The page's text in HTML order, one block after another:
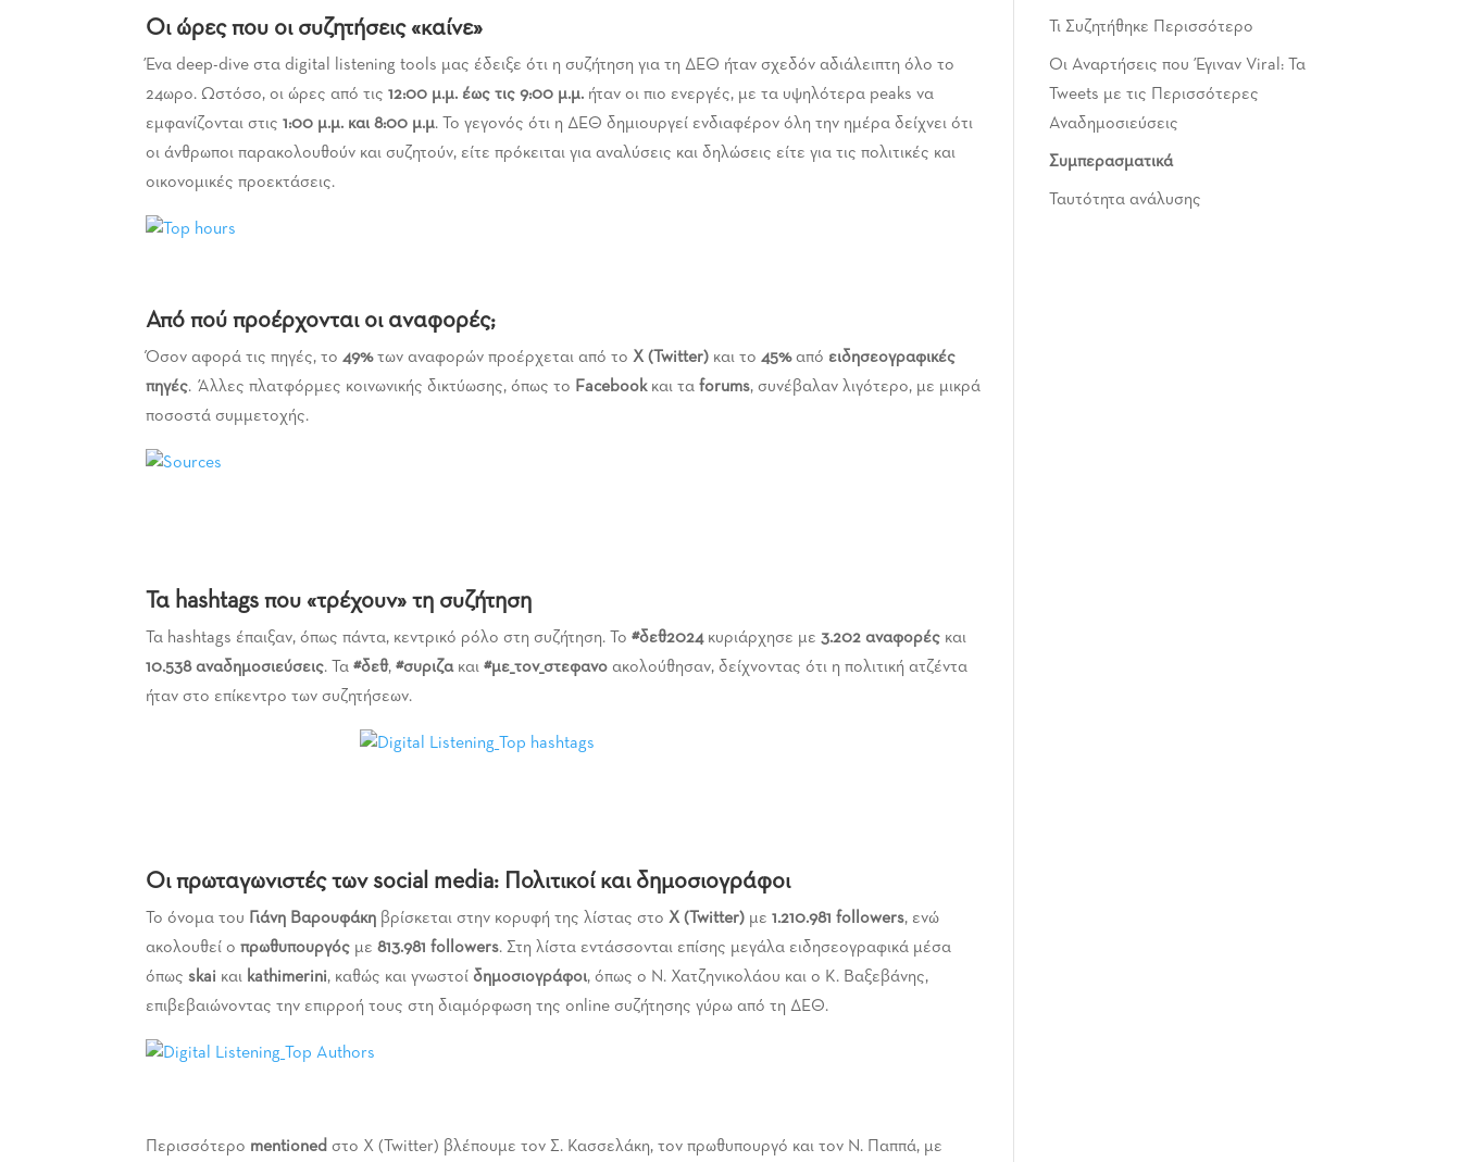
Οι ώρες που οι συζητήσεις «καίνε»
Ένα deep-dive στα digital listening tools μας έδειξε ότι η συζήτηση για τη ΔΕΘ ήταν σχεδόν αδιάλειπτη όλο το
24ωρο. Ωστόσο, οι ώρες από τις12:00 μ.μ. έως τις 9:00 μ.μ. ήταν οι πιο ενεργές, με τα υψηλότερα peaks να
εμφανίζονται στις1:00 μ.μ. και 8:00 μ.μ. Το γεγονός ότι η ΔΕΘ δημιουργεί ενδιαφέρον όλη την ημέρα δείχνει ότι
οι άνθρωποι παρακολουθούν και συζητούν, είτε πρόκειται για αναλύσεις και δηλώσεις είτε για τις πολιτικές και
οικονομικές προεκτάσεις.
Από πού προέρχονται οι αναφορές;
Όσον αφορά τις πηγές, το49%των αναφορών προέρχεται από τοX (Twitter) και το45%από ειδησεογραφικές
πηγές. Άλλες πλατφόρμες κοινωνικής δικτύωσης, όπως το Facebookκαι ταforums, συνέβαλαν λιγότερο, με μικρά
ποσοστά συμμετοχής.
Τα hashtags που «τρέχουν» τη συζήτηση
Τα hashtags έπαιξαν, όπως πάντα, κεντρικό ρόλο στη συζήτηση. Το#δεθ2024κυριάρχησε με3.202 αναφορές και
10.538 αναδημοσιεύσεις. Τα#δεθ,#συριζα και#με_τον_στεφανο ακολούθησαν, δείχνοντας ότι η πολιτική ατζέντα
ήταν στο επίκεντρο των συζητήσεων.
Οι πρωταγωνιστές των social media: Πολιτικοί και δημοσιογράφοι
Το όνομα του Γιάνη Βαρουφάκη βρίσκεται στην κορυφή της λίστας στοX (Twitter) με1.210.981followers, ενώ
ακολουθεί οπρωθυπουργός με813.981followers. Στη λίστα εντάσσονται επίσης μεγάλα ειδησεογραφικά μέσα
όπωςskai και kathimerini, καθώς και γνωστοίδημοσιογράφοι, όπως ο Ν. Χατζηνικολάου και ο Κ. Βαξεβάνης,
επιβεβαιώνοντας την επιρροή τους στη διαμόρφωση της online συζήτησης γύρω από τη ΔΕΘ.
Περισσότερο mentioned στο X (Twitter) βλέπουμε τον Σ. Κασσελάκη, τον πρωθυπουργό και τον Ν. Παππά, με
Τι Συζητήθηκε Περισσότερο
Οι Αναρτήσεις που Έγιναν Viral: Τα
Tweets με τις Περισσότερες
Αναδημοσιεύσεις
Συμπερασματικά
Ταυτότητα ανάλυσης